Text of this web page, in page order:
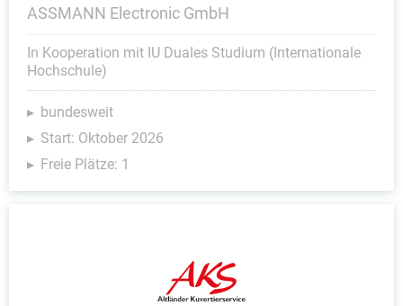
ASSMANN Electronic GmbH
In Kooperation mit IU Duales Studium (Internationale
Hochschule)
bundesweit
Start: Oktober 2026
Freie Plätze: 1